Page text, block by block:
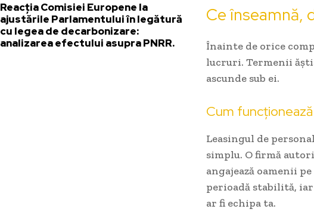
Reacția Comisiei Europene la
ajustările Parlamentului în legătură
cu legea de decarbonizare:
analizarea efectului asupra PNRR.
Ce înseamnă,
Înainte de orice
lucruri. Termenii
ascunde sub ei.
Cum
Leasingul de
simplu. O firmă
angajează oamenii
perioadă stabilită, iar
ar fi echipa ta.